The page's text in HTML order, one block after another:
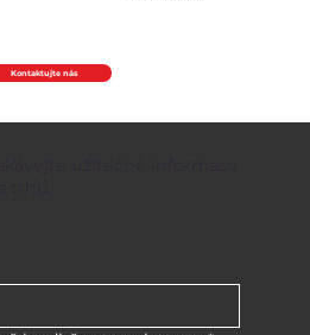
Kontaktujte nás